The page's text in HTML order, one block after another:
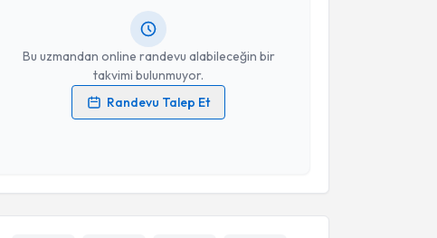
Bu uzmandan online randevu alabileceğin bir
takvimi bulunmuyor.
Randevu Talep Et
Kişisel verilerimin işlenmesine ilişkinAydınlatma Metni
Takvim Talebini Gönder